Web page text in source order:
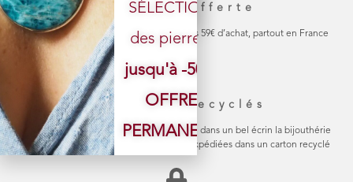
Livraison offerte
La livraison de votre colis est gratuite dès 59€ d’achat, partout en France
Emballage recyclés
Chaque bijou est soigneusement emballé dans un bel écrin la bijouthérie
en carton naturel Les commandes sont expédiées dans un carton recyclé
SÉLECTION
des pierres.
jusqu'à -50%
OFFRE
PERMANENTE